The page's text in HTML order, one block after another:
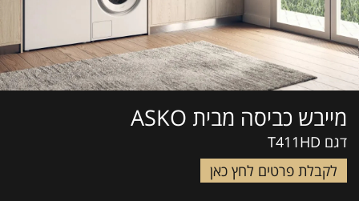
מייבש כביסה מבית ASKO
דגם T411HD
לקבלת פרטים לחץ כאן